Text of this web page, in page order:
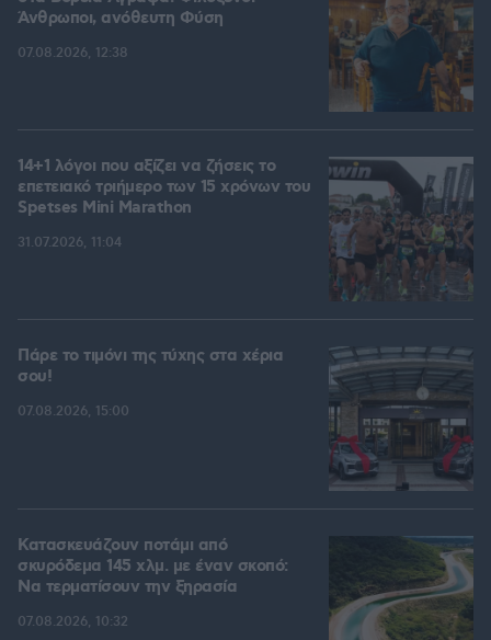
Άνθρωποι, ανόθευτη Φύση
07.08.2026, 12:38
14+1 λόγοι που αξίζει να ζήσεις το
επετειακό τριήμερο των 15 χρόνων του
Spetses Mini Marathon
31.07.2026, 11:04
Πάρε το τιμόνι της τύχης στα χέρια
σου!
07.08.2026, 15:00
Κατασκευάζουν ποτάμι από
σκυρόδεμα 145 χλμ. με έναν σκοπό:
Να τερματίσουν την ξηρασία
07.08.2026, 10:32